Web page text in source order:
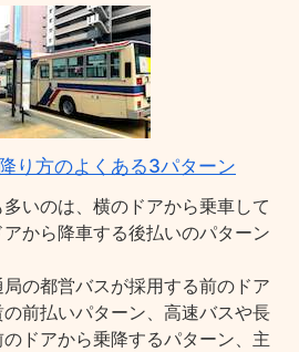
り方のよくある3パターン
いのは、横のドアから乗車して
から降車する後払いのパターン
の都営バスが採用する前のドア
前払いパターン、高速バスや長
ドアから乗降するパターン、主